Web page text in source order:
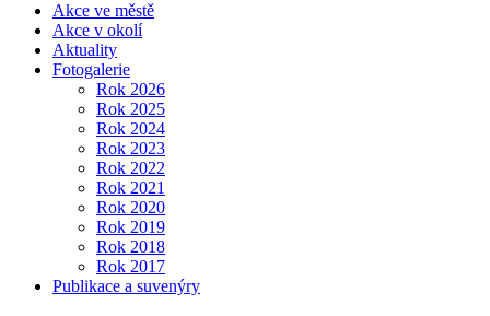
Akce ve městě
Akce v okolí
Aktuality
Fotogalerie
Rok 2026
Rok 2025
Rok 2024
Rok 2023
Rok 2022
Rok 2021
Rok 2020
Rok 2019
Rok 2018
Rok 2017
Publikace a suvenýry